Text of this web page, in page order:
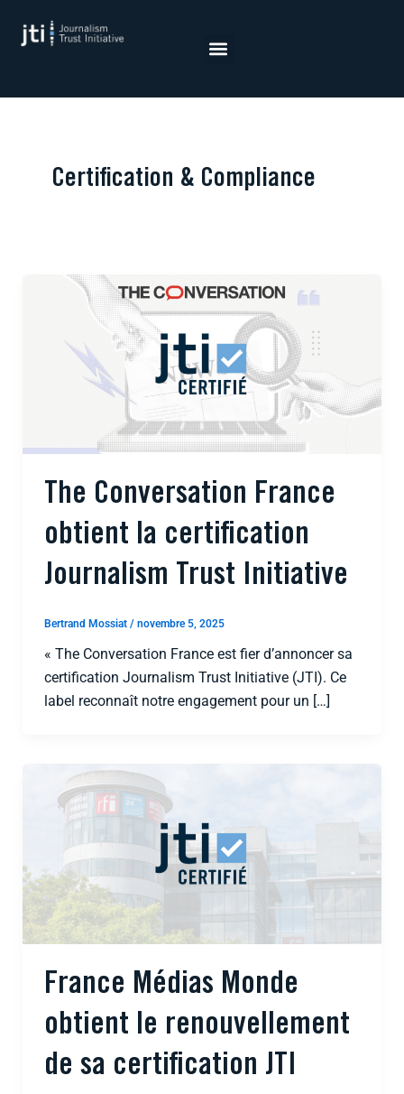
Certification & Compliance
The Conversation France
obtient la certification
Journalism Trust Initiative
Bertrand Mossiat / novembre 5, 2025
« The Conversation France est fier d’annoncer sa
certification Journalism Trust Initiative (JTI). Ce
label reconnaît notre engagement pour un […]
France Médias Monde
obtient le renouvellement
de sa certification JTI